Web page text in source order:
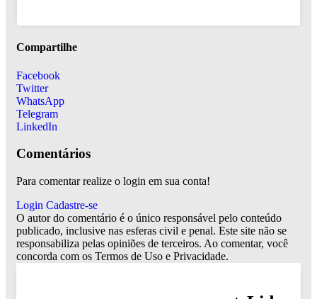
Compartilhe
Facebook
Twitter
WhatsApp
Telegram
LinkedIn
Comentários
Para comentar realize o login em sua conta!
Login Cadastre-se
O autor do comentário é o único responsável pelo conteúdo
publicado, inclusive nas esferas civil e penal. Este site não se
responsabiliza pelas opiniões de terceiros. Ao comentar, você
concorda com os Termos de Uso e Privacidade.